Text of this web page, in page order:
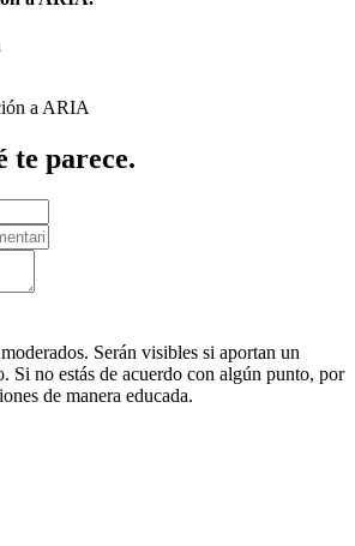
te parece.
Serán visibles si aportan un
Si no estás de acuerdo con algún punto, por
de manera educada.